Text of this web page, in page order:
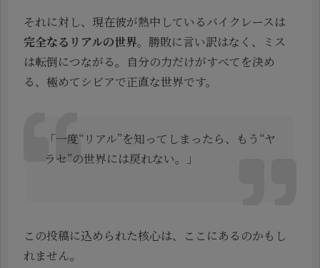
それに対し、現在彼が熱中しているバイクレースは
完全なるリアルの世界。勝敗に言い訳はなく、ミス
は転倒につながる。自分の力だけがすべてを決め
る、極めてシビアで正直な世界です。
「一度“リアル”を知ってしまったら、もう“ヤ
ラセ”の世界には戻れない。」
この投稿に込められた核心は、ここにあるのかもし
れません。